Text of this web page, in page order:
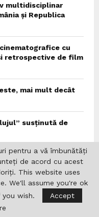
multidisciplinar
și Republica
cu
retrospective de film
mai mult decât
susținută de
pentru a vă îmbunătăți
de acord cu acest
This website uses
We'll assume you're ok
wish.
Accept